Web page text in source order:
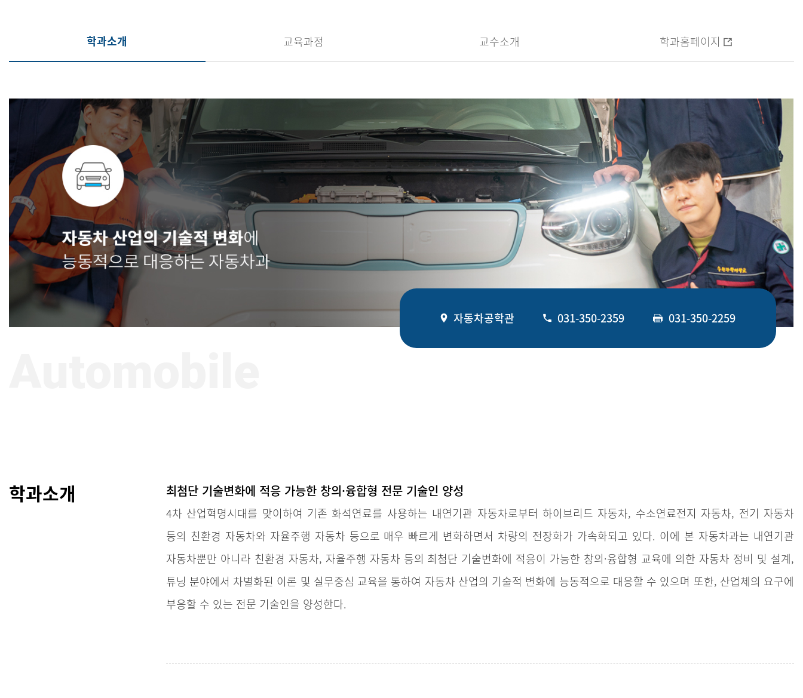
학과소개 교육과정 교수소개 학과홈페이지
자동차공학관 031-350-2359 031-350-2259
학과소개 최첨단 기술변화에 적응 가능한 창의·융합형 전문 기술인 양성
4차 산업혁명시대를 맞이하여 기존 화석연료를 사용하는 내연기관 자동차로부터 하이브리드 자동차, 수소연료전지 자동차, 전기 자동차
등의 친환경 자동차와 자율주행 자동차 등으로 매우 빠르게 변화하면서 차량의 전장화가 가속화되고 있다. 이에 본 자동차과는 내연기관
자동차뿐만 아니라 친환경 자동차, 자율주행 자동차 등의 최첨단 기술변화에 적응이 가능한 창의·융합형 교육에 의한 자동차 정비 및 설계,
튜닝 분야에서 차별화된 이론 및 실무중심 교육을 통하여 자동차 산업의 기술적 변화에 능동적으로 대응할 수 있으며 또한, 산업체의 요구에
부응할 수 있는 전문 기술인을 양성한다.